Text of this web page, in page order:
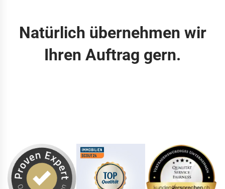
Natürlich übernehmen wir
Ihren Auftrag gern.